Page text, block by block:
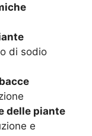
di sodio
delle piante
e